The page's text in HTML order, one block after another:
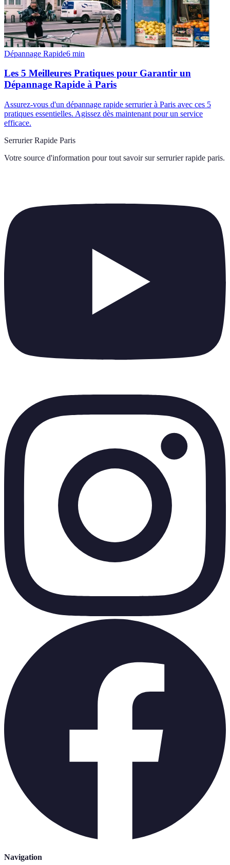
Dépannage Rapide6 min
Les 5 Meilleures Pratiques pour Garantir un
Dépannage Rapide à Paris
Assurez-vous d'un dépannage rapide serrurier à Paris avec ces 5
pratiques essentielles. Agissez dès maintenant pour un service
efficace.
Serrurier Rapide Paris
Votre source d'information pour tout savoir sur serrurier rapide paris.
Navigation